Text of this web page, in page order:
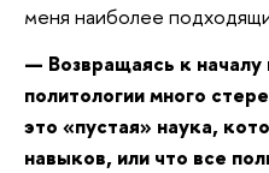
меня наиболее
— Возвращаясь к началу
политологии много
это «пустая» наука,
навыков, или что все